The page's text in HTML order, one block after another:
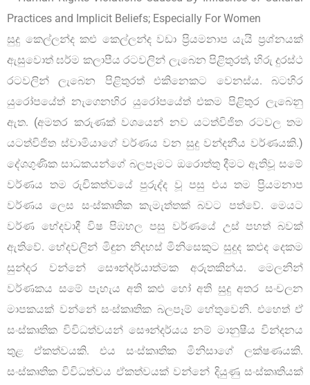
සුදු කෙල්ලන්ද කළු කෙල්ලන්ද වඩා ප්‍රියමනාප යැයි ප්‍රශ්නයක්
ඇසුවොත් ඝර්ම කලාපීය රටවලින් ලැබෙන පිළිතුරත්, හිරු දුරස්ථ
රටවලින් ලැබෙන පිළිතුරත් එකිනෙකට වෙනස්ය. බටහිර
යුරෝපයේත් නැගෙනහිර යුරෝපයේත් එකම පිළිතුර ලැබෙනු
ඇත. (අමතර කරුණක් වශයෙන් නව යටත්විජිත රටවල තම
යටත්විජිත ස්වාමියාගේ වර්ණය වන සුදු වන්දනීය වර්ණයකි.)
දේශගුණික සාධකයන්ගේ බලපෑමට ඔරොත්තු දීමට ඇතිවූ සමේ
වර්ණය තම රුචිකත්වයේ පුරුද්ද වූ පසු එය තම ප්‍රියමනාප
වර්ණය ලෙස සංස්කෘතික කැමැත්තක් බවට පත්වේ. මෙයට
වර්ණ භේදවාදී විෂ පිඹහල පසු වර්ණයේ උස් පහත් බවක්
ඇතිවේ. භේදවලින් මිඳුන නිදහස් මිනිසෙකුට සුදුද කළුද දෙකම
සුන්දර වන්නේ සෞන්දර්යාත්මක අරුතකින්ය. මෙලනින්
වර්ණකය සමේ පැහැය අති කළු හෝ අති සුදු අතර සංචලන
මාපකයක් වන්නේ සංස්කෘතික බලපෑම් හේතුවෙනි. එහෙත් ඒ
සංස්කෘතික විවිධත්වයන් සෞන්දර්යය නම් මානුෂීය වින්දනය
තුළ ඒකත්වයකි. එය සංස්කෘතික මිනිසාගේ ලක්ෂණයකි.
සංස්කෘතික විවිධත්වය ඒකත්වයක් වන්නේ දියුණු සංස්කෘතියක්